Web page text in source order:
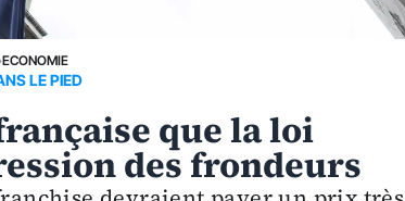
›ECONOMIE
LE PIED
que la loi
des frondeurs